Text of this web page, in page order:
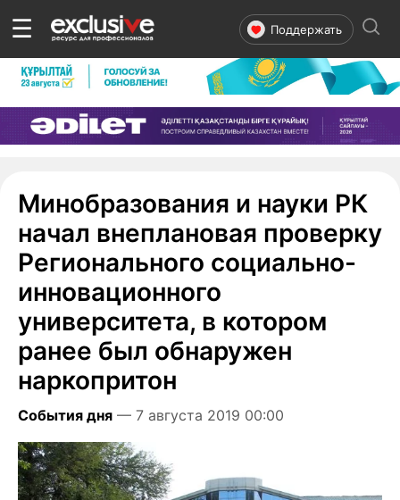
☰ Поддержать
Минобразования и науки РК
начал внеплановая проверку
Регионального социально-
инновационного
университета, в котором
ранее был обнаружен
наркопритон
События дня — 7 августа 2019 00:00